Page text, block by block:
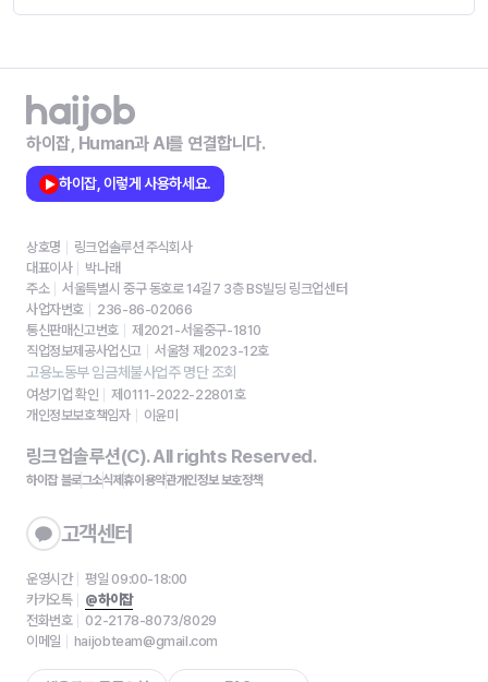
하이잡, Human과 AI를 연결합니다.
하이잡, 이렇게 사용하세요.
상호명
링크업솔루션 주식회사
대표이사
박나래
주소
서울특별시 중구 동호로 14길7 3층 BS빌딩 링크업센터
사업자번호
236-86-02066
통신판매신고번호
제2021-서울중구-1810
직업정보제공사업신고
서울청 제2023-12호
고용노동부 임금체불사업주 명단 조회
여성기업 확인
제0111-2022-22801호
개인정보보호책임자
이윤미
링크업솔루션(C). All rights Reserved.
하이잡 블로그소식제휴이용약관개인정보 보호정책
고객센터
운영시간
평일 09:00-18:00
카카오톡
@하이잡
전화번호
02-2178-8073/8029
이메일
haijobteam@gmail.com